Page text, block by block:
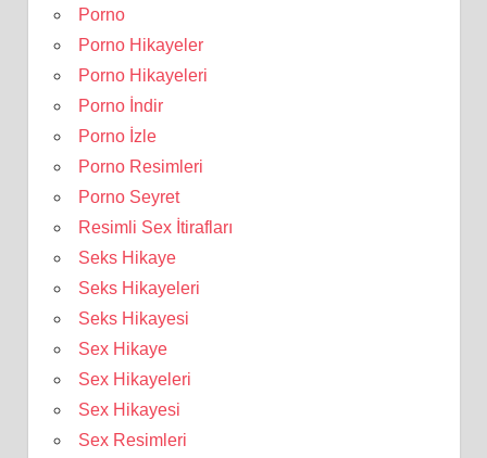
Porno
Porno Hikayeler
Porno Hikayeleri
Porno İndir
Porno İzle
Porno Resimleri
Porno Seyret
Resimli Sex İtirafları
Seks Hikaye
Seks Hikayeleri
Seks Hikayesi
Sex Hikaye
Sex Hikayeleri
Sex Hikayesi
Sex Resimleri